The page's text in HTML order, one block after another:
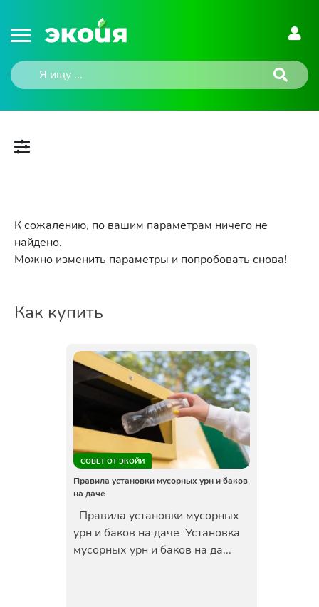
К сожалению, по вашим параметрам ничего не
найдено.
Можно изменить параметры и попробовать снова!
Как купить
СОВЕТ ОТ ЭКОЙИ
Правила установки мусорных урн и баков
на даче
Правила установки мусорных
урн и баков на даче Установка
мусорных урн и баков на да...